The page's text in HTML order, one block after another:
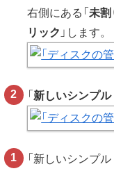
右側にある「未割
リック 」します。
「 新しいシンプ
「新しいシンプ